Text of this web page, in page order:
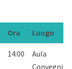
Ora
Luogo
Ora Luogo
14:00
Aula
Convegni